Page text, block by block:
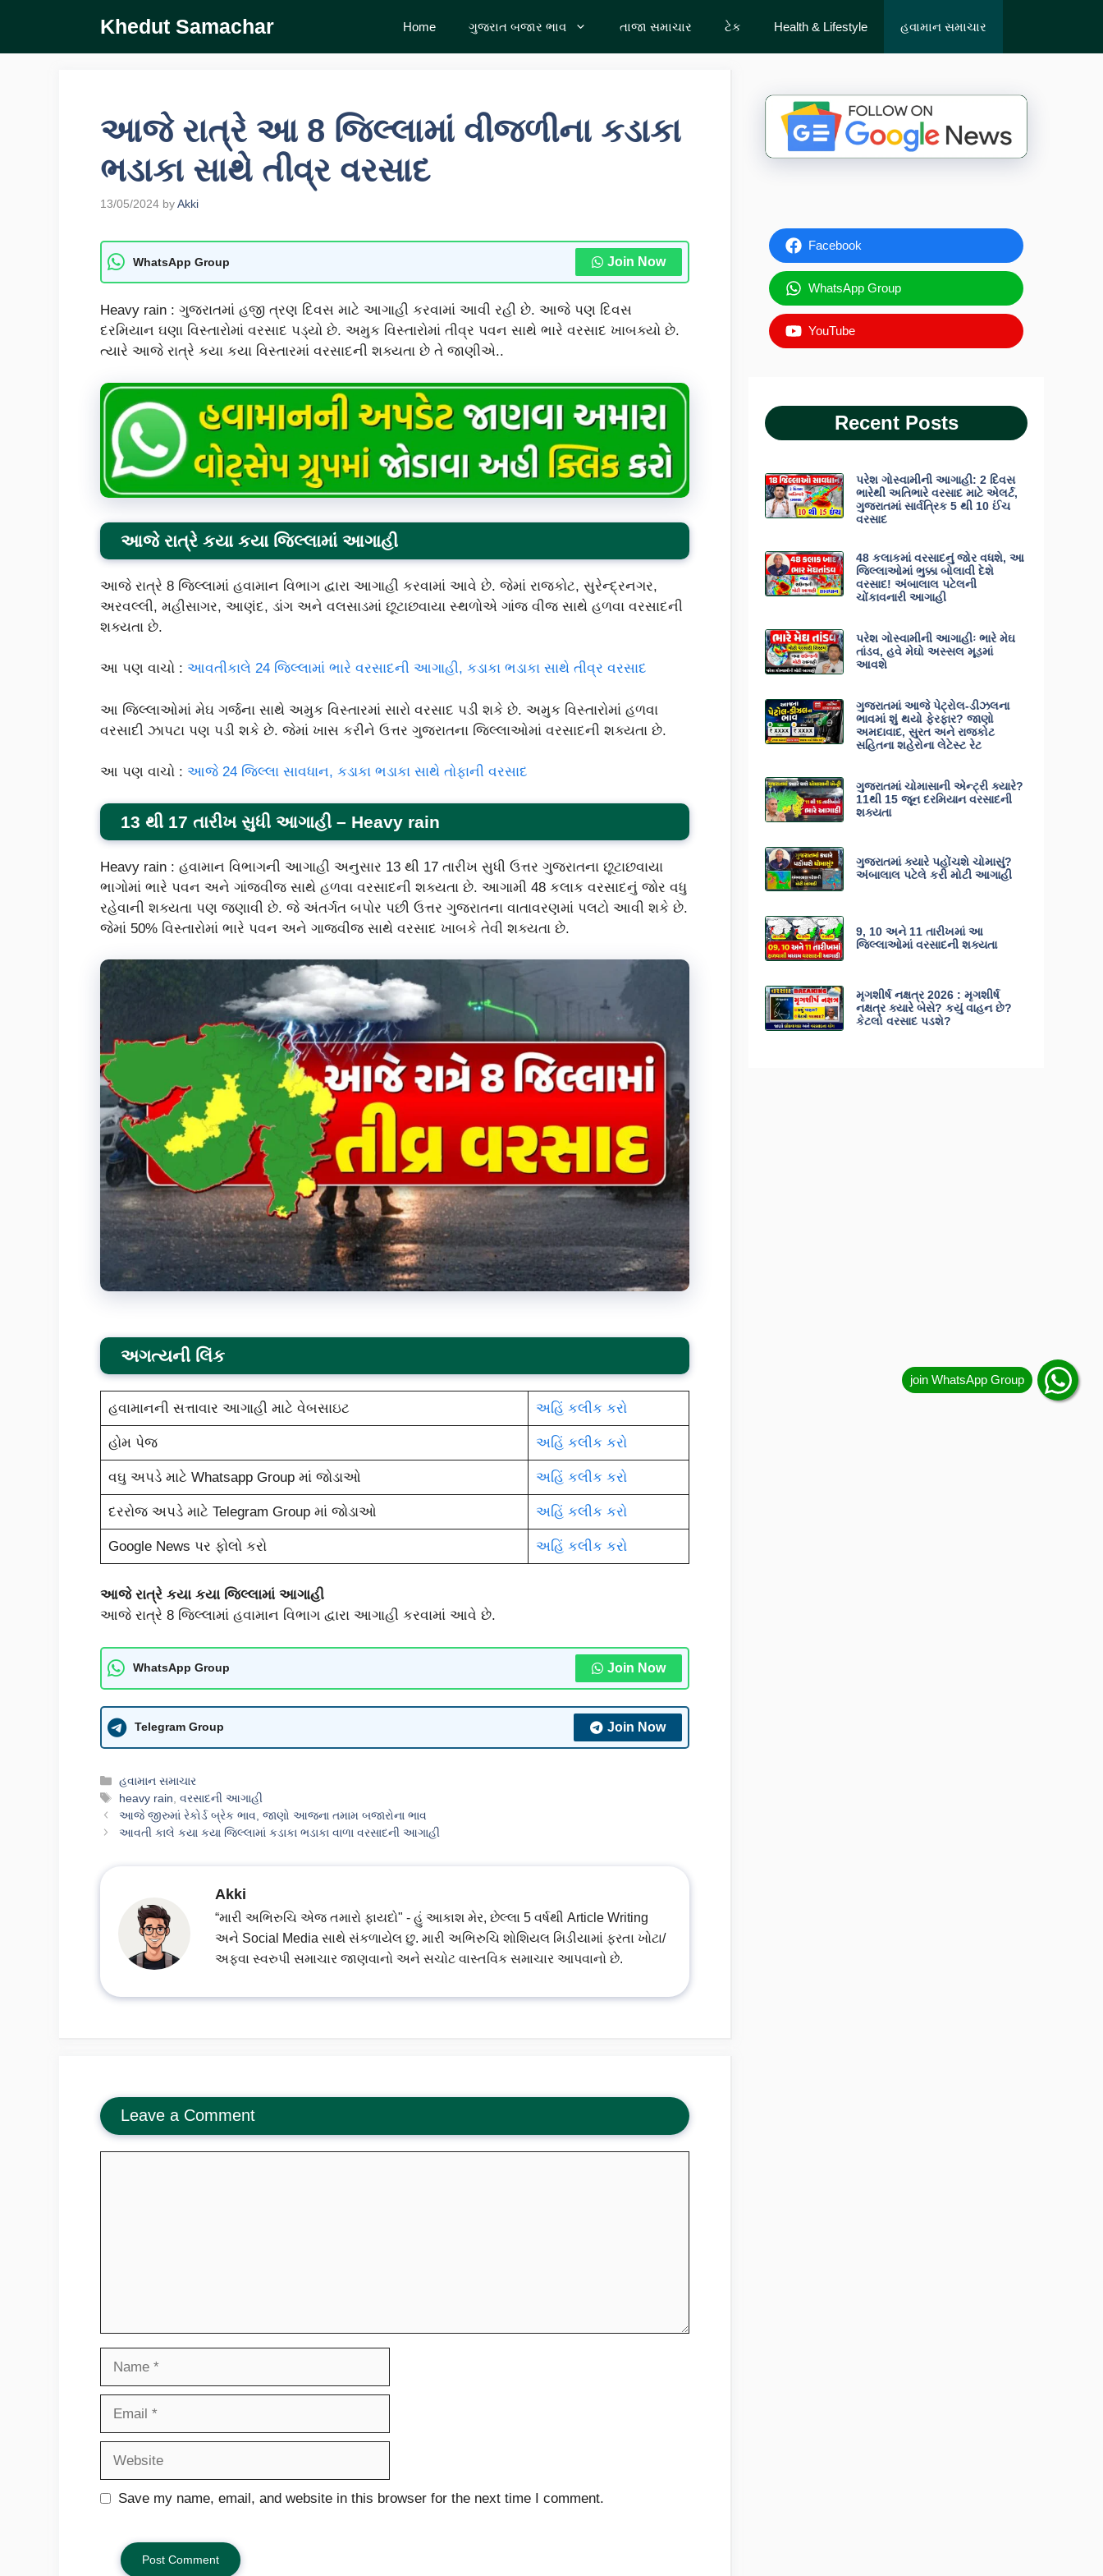
content
Khedut Samachar Home ગુજરાત બજાર ભાવ તાજા સમાચાર ટેક Health & Lifestyle હવામાન સમાચાર
આજે રાત્રે આ 8 જિલ્લામાં વીજળીના કડાકા
ભડાકા સાથે તીવ્ર વરસાદ
13/05/2024 byAkki
WhatsApp Group Join Now
Heavy rain : ગુજરાતમાં હજી ત્રણ દિવસ માટે આગાહી કરવામાં આવી રહી છે. આજે પણ દિવસ
દરમિયાન ઘણા વિસ્તારોમાં વરસાદ પડ્યો છે. અમુક વિસ્તારોમાં તીવ્ર પવન સાથે ભારે વરસાદ ખાબક્યો છે.
ત્યારે આજે રાત્રે કયા કયા વિસ્તારમાં વરસાદની શક્યતા છે તે જાણીએ..
આજે રાત્રે કયા કયા જિલ્લામાં આગાહી
આજે રાત્રે 8 જિલ્લામાં હવામાન વિભાગ દ્વારા આગાહી કરવામાં આવે છે. જેમાં રાજકોટ, સુરેન્દ્રનગર,
અરવલ્લી, મહીસાગર, આણંદ, ડાંગ અને વલસાડમાં છૂટાછવાયા સ્થળોએ ગાંજ વીજ સાથે હળવા વરસાદની
શક્યતા છે.
આ પણ વાચો : આવતીકાલે 24 જિલ્લામાં ભારે વરસાદની આગાહી, કડાકા ભડાકા સાથે તીવ્ર વરસાદ
આ જિલ્લાઓમાં મેઘ ગર્જના સાથે અમુક વિસ્તારમાં સારો વરસાદ પડી શકે છે. અમુક વિસ્તારોમાં હળવા
વરસાદી ઝાપટા પણ પડી શકે છે. જેમાં ખાસ કરીને ઉત્તર ગુજરાતના જિલ્લાઓમાં વરસાદની શક્યતા છે.
આ પણ વાચો : આજે 24 જિલ્લા સાવધાન, કડાકા ભડાકા સાથે તોફાની વરસાદ
13 થી 17 તારીખ સુધી આગાહી – Heavy rain
Heavy rain : હવામાન વિભાગની આગાહી અનુસાર 13 થી 17 તારીખ સુધી ઉત્તર ગુજરાતના છૂટાછવાયા
ભાગોમાં ભારે પવન અને ગાંજવીજ સાથે હળવા વરસાદની શક્યતા છે. આગામી 48 કલાક વરસાદનું જોર વધુ
રહેવાની શક્યતા પણ જણાવી છે. જે અંતર્ગત બપોર પછી ઉત્તર ગુજરાતના વાતાવરણમાં પલટો આવી શકે છે.
જેમાં 50% વિસ્તારોમાં ભારે પવન અને ગાજવીજ સાથે વરસાદ ખાબકે તેવી શક્યતા છે.
અગત્યની લિંક
હવામાનની સત્તાવાર આગાહી માટે વેબસાઇટ અહિં કલીક કરો
હોમ પેજ અહિં કલીક કરો
વઘુ અપડે માટે Whatsapp Group માં જોડાઓ અહિં કલીક કરો
દરરોજ અપડે માટે Telegram Group માં જોડાઓ અહિં કલીક કરો
Google News પર ફોલો કરો અહિં કલીક કરો
આજે રાત્રે કયા કયા જિલ્લામાં આગાહી
આજે રાત્રે 8 જિલ્લામાં હવામાન વિભાગ દ્વારા આગાહી કરવામાં આવે છે.
WhatsApp Group Join Now
Telegram Group Join Now
Categories
હવામાન સમાચાર
Tags
heavy rain ,વરસાદની આગાહી
આજે જીરુમાં રેકોર્ડ બ્રેક ભાવ, જાણો આજના તમામ બજારોના ભાવ
આવતી કાલે કયા કયા જિલ્લામાં કડાકા ભડાકા વાળા વરસાદની આગાહી
Akki
“મારી અભિરુચિ એજ તમારો ફાયદો" - હું આકાશ મેર, છેલ્લા 5 વર્ષથી Article Writing
અને Social Media સાથે સંકળાયેલ છુ. મારી અભિરુચિ શોશિયલ મિડીયામાં ફરતા ખોટા/
અફવા સ્વરુપી સમાચાર જાણવાનો અને સચોટ વાસ્તવિક સમાચાર આપવાનો છે.
Leave a Comment
Save my name, email, and website in this browser for the next time I comment.
Facebook
WhatsApp Group
YouTube
Recent Posts
પરેશ ગોસ્વામીની આગાહી: 2 દિવસ
ભારેથી અતિભારે વરસાદ માટે એલર્ટ,
ગુજરાતમાં સાર્વત્રિક 5 થી 10 ઈંચ
વરસાદ
48 કલાકમાં વરસાદનું જોર વધશે, આ
જિલ્લાઓમાં ભુક્કા બોલાવી દેશે
વરસાદ! અંબાલાલ પટેલની
ચોંકાવનારી આગાહી
પરેશ ગોસ્વામીની આગાહીઃ ભારે મેઘ
તાંડવ, હવે મેઘો અસ્સલ મૂડમાં
આવશે
ગુજરાતમાં આજે પેટ્રોલ-ડીઝલના
ભાવમાં શું થયો ફેરફાર? જાણો
અમદાવાદ, સુરત અને રાજકોટ
સહિતના શહેરોના લેટેસ્ટ રેટ
ગુજરાતમાં ચોમાસાની એન્ટ્રી ક્યારે?
11થી 15 જૂન દરમિયાન વરસાદની
શક્યતા
ગુજરાતમાં ક્યારે પહોંચશે ચોમાસું?
અંબાલાલ પટેલે કરી મોટી આગાહી
9, 10 અને 11 તારીખમાં આ
જિલ્લાઓમાં વરસાદની શક્યતા
મૃગશીર્ષ નક્ષત્ર 2026 : મૃગશીર્ષ
નક્ષત્ર ક્યારે બેસે? કયું વાહન છે?
કેટલો વરસાદ પડશે?